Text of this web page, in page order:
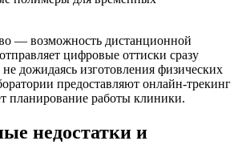
— возможность дистанционной
цифровые оттиски сразу
дожидаясь изготовления физических
предоставляют онлайн-трекинг
планирование работы клиники.
недостатки и